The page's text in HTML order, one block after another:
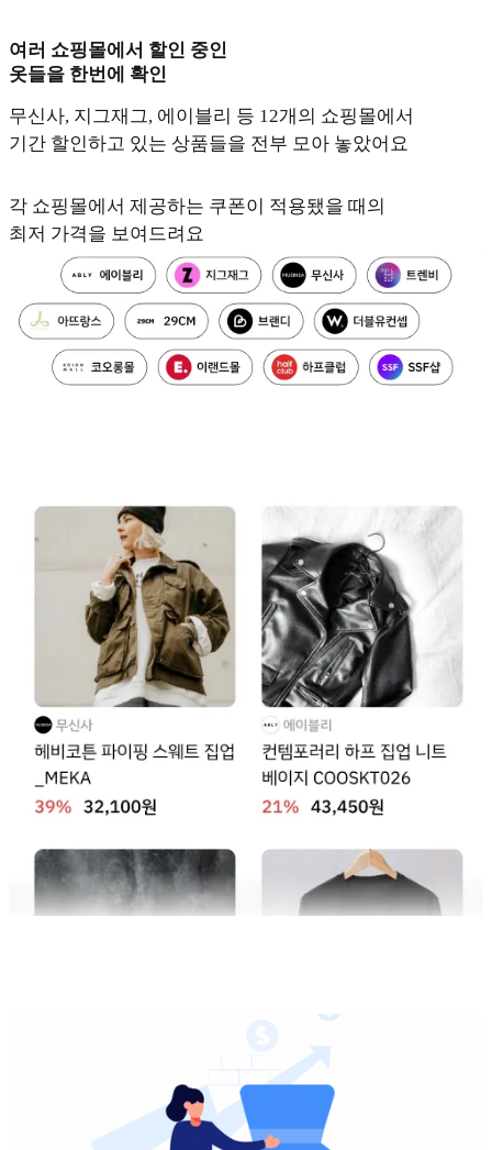
여러 쇼핑몰에서 할인 중인
옷들을 한번에 확인
무신사, 지그재그, 에이블리 등 12개의 쇼핑몰에서
기간 할인하고 있는 상품들을 전부 모아 놓았어요
각 쇼핑몰에서 제공하는 쿠폰이 적용됐을 때의
최저 가격을 보여드려요